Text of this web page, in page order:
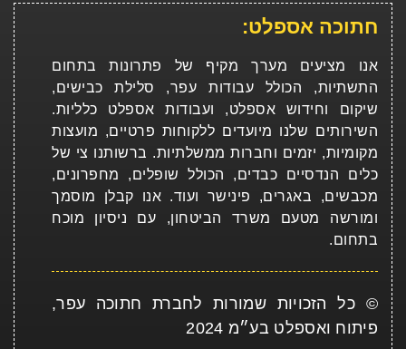
חתוכה אספלט:
אנו מציעים מערך מקיף של פתרונות בתחום
התשתיות, הכולל עבודות עפר, סלילת כבישים,
שיקום וחידוש אספלט, ועבודות אספלט כלליות.
השירותים שלנו מיועדים ללקוחות פרטיים, מועצות
מקומיות, יזמים וחברות ממשלתיות. ברשותנו צי של
כלים הנדסיים כבדים, הכולל שופלים, מחפרונים,
מכבשים, באגרים, פינישר ועוד. אנו קבלן מוסמך
ומורשה מטעם משרד הביטחון, עם ניסיון מוכח
בתחום.
© כל הזכויות שמורות לחברת חתוכה עפר,
פיתוח ואספלט בע״מ 2024